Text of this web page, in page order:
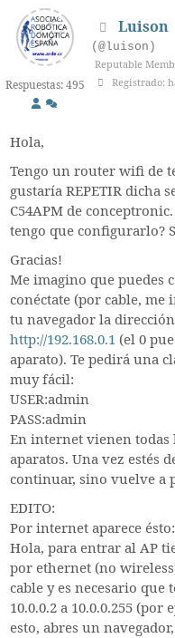
Respuestas: 495
Luison
(@luison)
Reputable
Registrado:
Hola,
Tengo un router wifi de
gustaría REPETIR dicha
C54APM de
tengo que configurarlo?
Gracias!
Me imagino que puedes
conéctate (por cable,
tu navegador la
http://192.168.0.1 (el 0
aparato). Te pedirá una
muy fácil:
USER:admin
PASS:admin
En internet vienen todas
aparatos. Una vez estés
continuar, sino vuelve a
EDITO:
Por internet aparece ésto:
Hola, para entrar al AP
por ethernet (no
cable y es necesario que
10.0.0.2 a 10.0.0.255 (por
esto, abres un